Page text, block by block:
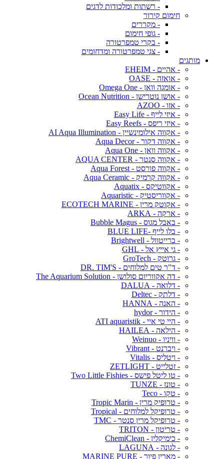
- רשתות ומלכודות לדגים
חימום קירור
- מקררים
- גופי חימום
- בקרי טמפרטורה
- צגי טמפרטורה ומדחומים
מותגים
- אהיים - EHEIM
- אואזה - OASE
- אומגה וואן - Omega One
- אושן נוטרישן - Ocean Nutrition
- אזו - AZOO
- איזי לייף - Easy Life
- איזי ריפס - Easy Reefs
- אקווה אילומינשיין - AI Aqua Illumination
- אקווה דקור - Aqua Decor
- אקווה וואן - Aqua One
- אקווה סנטר - AQUA CENTER
- אקווה פורסט - Aqua Forest
- אקווה קרמיק - Aqua Ceramic
- אקווטיקס - Aquatix
- אקווריסטיק - Aquaristic
- אקוטק מרין - ECOTECH MARINE
- ארקה - ARKA
- באבל מגוס - Bubble Magus
- בלו לייף -BLUE LIFE
- ברייטוול - Brightwell
- גי אייץ אל - GHL
- גרוטק - GroTech
- ד"ר טים למלוחים - DR. TIM'S
- דה אקווריום סולושן - The Aquarium Solution
- דלואה - DALUA
- דלתק - Deltec
- האנה - HANNA
- הידור - hydor
- היי טי איי - ATI aquaristik
- הילאה - HAILEA
- וויניו - Weinuo
- ויברנט - Vibrant
- ויטליס - Vitalis
- זטלייט - ZETLIGHT
- טו ליטל פישס - Two Little Fishies
- טונז - TUNZE
- טקו - Teco
- טרופיק מרין - Tropic Marin
- טרופיקל למלוחים - Tropical
- טרופיקל מרין סנטר - TMC
- טריטון - TRITON
- כימיקלין - ChemiClean
- לגונה - LAGUNA
- מארין פיור - MARINE PURE